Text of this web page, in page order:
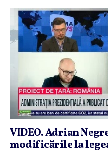
VIDEO. Adrian
modificările la